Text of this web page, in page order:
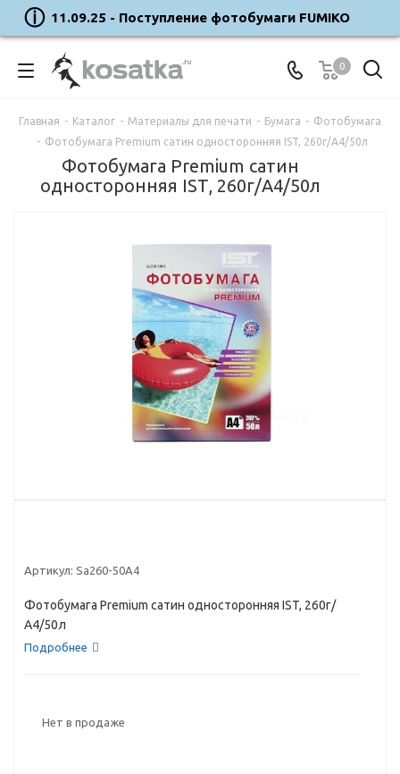
11.09.25 - Поступление фотобумаги FUMIKO
0
Главная - Каталог - Материалы для печати - Бумага - Фотобумага
- Фотобумага Premium сатин односторонняя IST, 260г/А4/50л
Фотобумага Premium сатин
односторонняя IST, 260г/А4/50л
Артикул: Sa260-50A4
Фотобумага Premium сатин односторонняя IST, 260г/
А4/50л
Подробнее
Нет в продаже